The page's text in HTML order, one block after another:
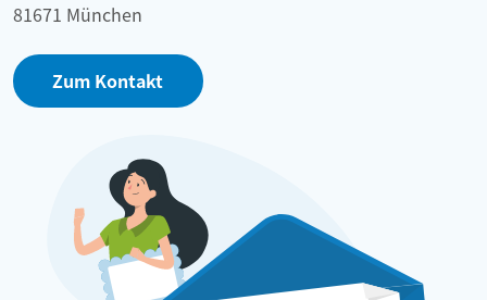
81671 München
Zum Kontakt